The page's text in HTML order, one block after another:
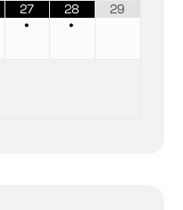
27
•
28
•
29